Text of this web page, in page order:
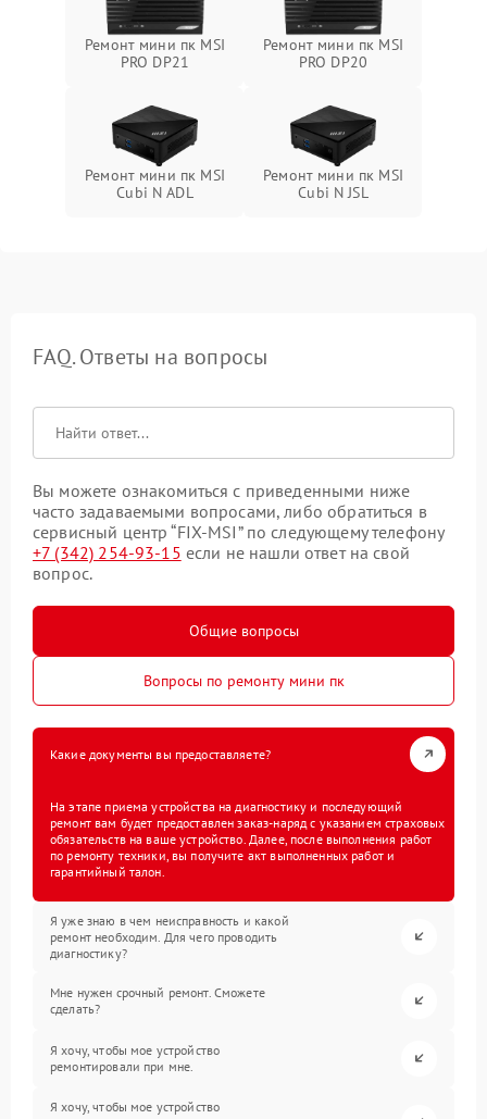
Ремонт мини пк MSI
PRO DP21
Ремонт мини пк MSI
PRO DP20
Ремонт мини пк MSI
Cubi N ADL
Ремонт мини пк MSI
Cubi N JSL
FAQ. Ответы на вопросы
Вы можете ознакомиться с приведенными ниже
часто задаваемыми вопросами, либо обратиться в
сервисный центр “FIX-MSI” по следующему телефону
+7 (342) 254-93-15 если не нашли ответ на свой
вопрос.
Общие вопросы
Вопросы по ремонту мини пк
Какие документы вы предоставляете?
На этапе приема устройства на диагностику и последующий
ремонт вам будет предоставлен заказ-наряд с указанием страховых
обязательств на ваше устройство. Далее, после выполнения работ
по ремонту техники, вы получите акт выполненных работ и
гарантийный талон.
Я уже знаю в чем неисправность и какой
ремонт необходим. Для чего проводить
диагностику?
Мне нужен срочный ремонт. Сможете
сделать?
Я хочу, чтобы мое устройство
ремонтировали при мне.
Я хочу, чтобы мое устройство